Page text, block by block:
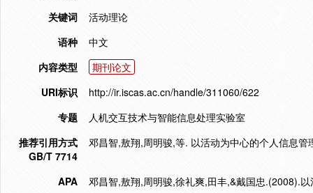
关键词
活动理论
语种
中文
内容类型
期刊论文
URI标识
http://ir.iscas.ac.cn/handle/311060/622
专题
人机交互技术与智能信息处理实验室
推荐引用方式
GB/T 7714
邓昌智,敖翔,周明骏,等. 以活动为中心的个人信息
APA
邓昌智,敖翔,周明骏,徐礼爽,田丰,&戴国忠.(2008).